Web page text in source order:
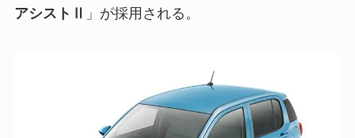
アシストⅡ 」が採用される。